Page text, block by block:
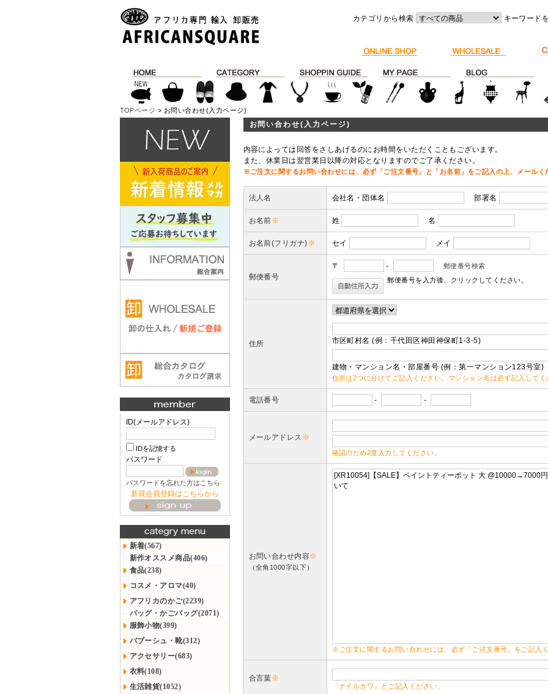
カテゴリから検索 キーワード
TOPページ > お問い合わせ(入力ページ)
ID(メールアドレス)
IDを記憶する
パスワード
パスワードを忘れた方はこちら
新規会員登録はこちらから
新着(567)
新作オススメ商品(406)
食品(238)
コスメ・アロマ(40)
アフリカのかご(2239)
バッグ・かごバッグ(2071)
服飾小物(399)
バブーシュ・靴(312)
アクセサリー(683)
衣料(108)
生活雑貨(1052)
お問い合わせ(入力ページ)
内容によっては回答をさしあげるのにお時間をいただくこともございます。
また、休業日は翌営業日以降の対応となりますのでご了承ください。
※ご注文に関するお問い合わせには、必ず「ご注文番号」と「お名前」をご記入の上、メール
法人名 会社名・団体名 部署名
お名前※ 姓 名
お名前(フリガナ)※ セイ メイ
郵便番号
〒 -
郵便番号検索
郵便番号を入力後、クリックしてください。
住所 市区町村名 (例：千代田区神田神保町1-3-5)
建物・マンション名・部屋番号 (例：第一マンション123号室)
住所は2つに分けてご記入ください。マンション名は必ず記入してく
電話番号 - -
メールアドレス ※
確認のため2度入力してください。
お問い合わせ内容※
（全角1000字以下）
※ご注文に関するお問い合わせには、必ず「ご注文番号」をご記入
合言葉※
「ナイルガワ」とご記入ください。